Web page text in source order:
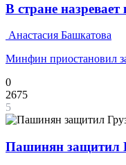
В стране
Анастасия Башкатова
Минфин приостановил
0
2675
5
Пашинян защитил